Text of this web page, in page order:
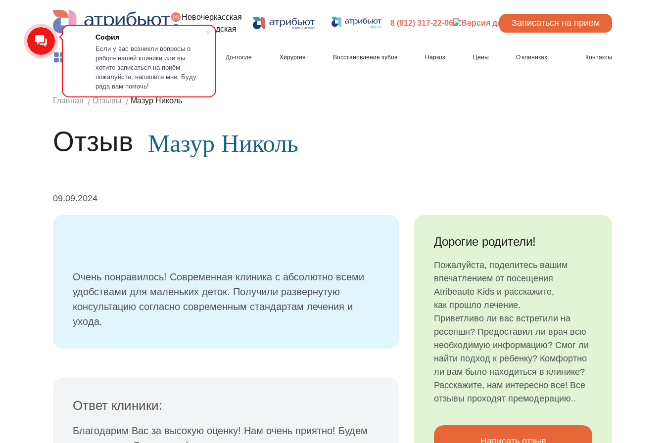
София
Если у вас возникли вопросы о
работе нашей клиники или вы
хотите записаться на приём -
пожалуйста, напишите мне. Буду
рада вам помочь!
Версия для слабовидящих
Новочеркасская
Петроградская
8 (812) 317-22-06 Записаться на прием
Врачи Лечение зубов До-после Хирургия Восстановление зубов Наркоз Цены О клиниках Контакты
Главная Отзывы Мазур Николь
Отзыв Мазур Николь
09.09.2024
Очень понравилось! Современная клиника с абсолютно всеми
удобствами для маленьких деток. Получили развернутую
консультацию согласно современным стандартам лечения и
ухода.
Ответ клиники:
Благодарим Вас за высокую оценку! Нам очень приятно! Будем
Дорогие родители!
Пожалуйста, поделитесь вашим
впечатлением от посещения
Atribeaute Kids и расскажите,
как прошло лечение.
Приветливо ли вас встретили на
ресепшн? Предоставил ли врач всю
необходимую информацию? Смог ли
найти подход к ребенку? Комфортно
ли вам было находиться в клинике?
Расскажите, нам интересно все! Все
отзывы проходят премодерацию..
Написать отзыв